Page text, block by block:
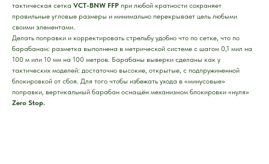
тактическая сетка VCT-BNW FFP при любой кратности сохраняет
правильные угловые размеры и минимально перекрывает цель любыми
своими элементами.
Делать поправки и корректировать стрельбу удобно что по сетке, что по
барабанам: разметка выполнена в метрической системе с шагом 0,1 мил на
100 м или 10 мм на 100 метров. Барабаны выверки сделаны как у
тактических моделей: достаточно высокие, открытые, с подпружиненной
блокировкой от сбоя. Для того чтобы избежать ухода в «минусовые»
поправки, вертикальный барабан оснащён механизмом блокировки «нуля»
Zero Stop.